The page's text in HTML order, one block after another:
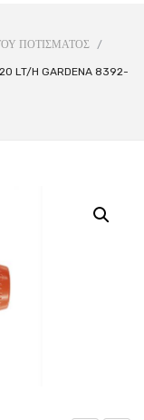
ΠΟΤΙΣΜΑΤΟΣ /
H GARDENA 8392-